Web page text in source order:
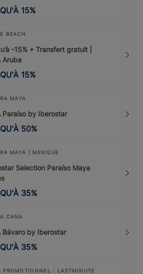
15%
BEACH
-15% + Transfert gratuit |
Aruba
15%
MAYA
Paraíso by Iberostar
50%
MAYA | MEXIQUE
Selection Paraíso Maya
35%
CANA
Bávaro by Iberostar
35%
PROMOTIONNEL : LASTMINUTE